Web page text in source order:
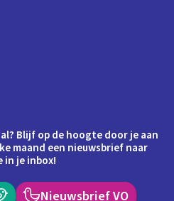
Blijf op de hoogte door je aan
maand een nieuwsbrief naar
in je inbox!
Nieuwsbrief VO